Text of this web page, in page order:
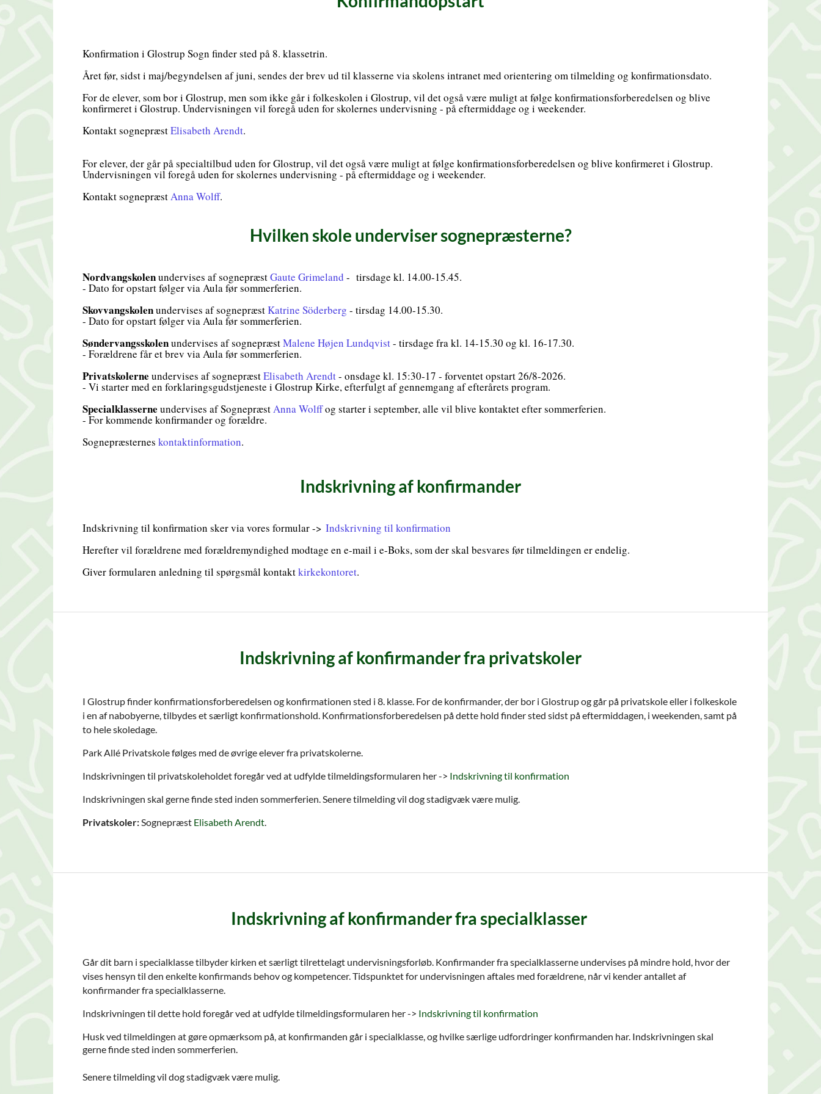
Konfirmation i Glostrup Sogn finder sted på 8. klassetrin.
Året før, sidst i maj/begyndelsen af juni, sendes der brev ud til klasserne via skolens intranet med orientering om tilmelding og konfirmationsdato.
For de elever, som bor i Glostrup, men som ikke går i folkeskolen i Glostrup, vil det også være muligt at følge konfirmationsforberedelsen og blive
konfirmeret i Glostrup. Undervisningen vil foregå uden for skolernes undervisning - på eftermiddage og i weekender.
Kontakt sognepræstElisabeth Arendt.
For elever, der går på specialtilbud uden for Glostrup, vil det også være muligt at følge konfirmationsforberedelsen og blive konfirmeret i Glostrup.
Undervisningen vil foregå uden for skolernes undervisning - på eftermiddage og i weekender.
Kontakt sognepræstAnna Wolff.
Hvilken skole underviser sognepræsterne?
Nordvangskolenundervises af sognepræstGaute Grimeland - tirsdage kl. 14.00-15.45.
- Dato for opstart følger via Aula før sommerferien.
Skovvangskolenundervises af sognepræstKatrine Söderberg - tirsdag 14.00-15.30.
- Dato for opstart følger via Aula før sommerferien.
Søndervangsskolenundervises af sognepræstMalene Højen Lundqvist- tirsdage fra kl. 14-15.30 og kl. 16-17.30.
- Forældrene får et brev via Aula før sommerferien.
Privatskolerne undervises af sognepræstElisabeth Arendt- onsdage kl. 15:30-17 - forventet opstart 26/8-2026.
- Vi starter med en forklaringsgudstjeneste i Glostrup Kirke, efterfulgt af gennemgang af efterårets program.
Specialklasserne undervises af SognepræstAnna Wolffog starter i september, alle vil blive kontaktet efter sommerferien.
- For kommende konfirmander og forældre.
Sognepræsternes kontaktinformation.
Indskrivning af konfirmander
Indskrivning til konfirmation sker via vores formular -> Indskrivning til konfirmation
Herefter vil forældrene med forældremyndighed modtage en e-mail i e-Boks, som der skal besvares før tilmeldingen er endelig.
Giver formularen anledning til spørgsmål kontaktkirkekontoret.
Indskrivning af konfirmander fra privatskoler
I Glostrup finder konfirmationsforberedelsen og konfirmationen sted i 8. klasse. For de konfirmander, der bor i Glostrup og går på privatskole eller i folkeskole
i en af nabobyerne, tilbydes et særligt konfirmationshold. Konfirmationsforberedelsen på dette hold finder sted sidst på eftermiddagen, i weekenden, samt på
to hele skoledage.
Park Allé Privatskole følges med de øvrige elever fra privatskolerne.
Indskrivningen til privatskoleholdet foregår ved at udfylde tilmeldingsformularen her -> Indskrivning til konfirmation
Indskrivningen skal gerne finde sted inden sommerferien. Senere tilmelding vil dog stadigvæk være mulig.
Privatskoler:Sognepræst Elisabeth Arendt.
Indskrivning af konfirmander fra specialklasser
Går dit barn i specialklasse tilbyder kirken et særligt tilrettelagt undervisningsforløb. Konfirmander fra specialklasserne undervises på mindre hold, hvor der
vises hensyn til den enkelte konfirmands behov og kompetencer. Tidspunktet for undervisningen aftales med forældrene, når vi kender antallet af
konfirmander fra specialklasserne.
Indskrivningen til dette hold foregår ved at udfylde tilmeldingsformularen her -> Indskrivning til konfirmation
Husk ved tilmeldingen at gøre opmærksom på, at konfirmanden går i specialklasse, og hvilke særlige udfordringer konfirmanden har. Indskrivningen skal
gerne finde sted inden sommerferien.
Senere tilmelding vil dog stadigvæk være mulig.